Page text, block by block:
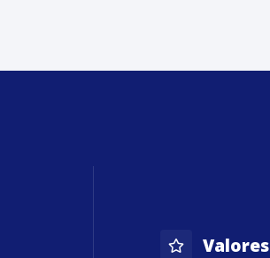
Valores